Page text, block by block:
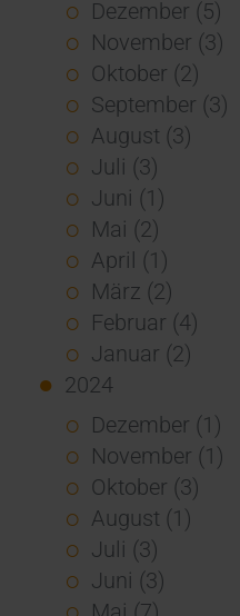
Dezember (5)
November (3)
Oktober (2)
September (3)
August (3)
Juli (3)
Juni (1)
Mai (2)
April (1)
März (2)
Februar (4)
Januar (2)
2024
Dezember (1)
November (1)
Oktober (3)
August (1)
Juli (3)
Juni (3)